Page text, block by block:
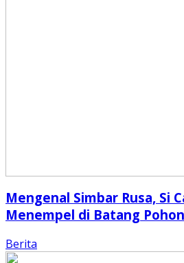
Mengenal Simbar Rusa, Si
Menempel di Batang Pohon
Berita